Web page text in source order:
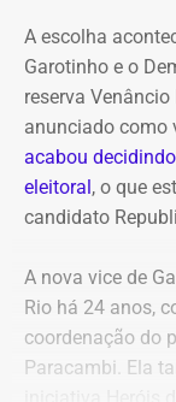
crime, sejam
incluindo o
Para embasar o
de tela da
divulgadas por
A escolha
Garotinho e o
reserva
anunciado como
acabou
eleitoral, o que
candidato
A nova vice de
Rio há 24 anos,
coordenação do
Paracambi. Ela